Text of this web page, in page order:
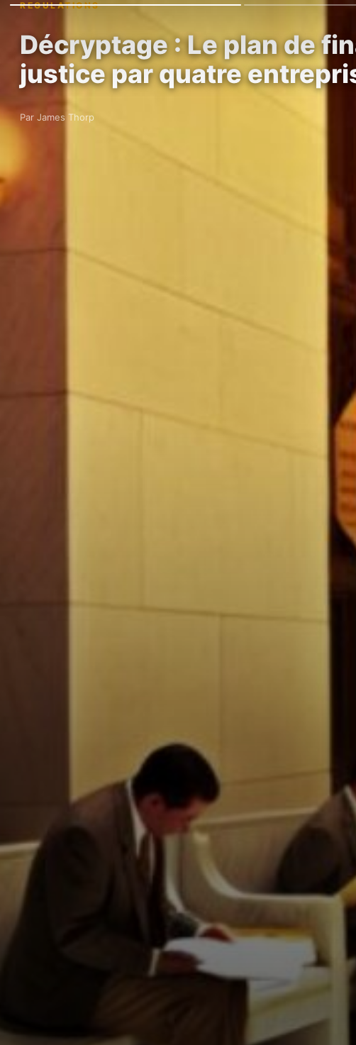
REGULATIONS
Décryptage : Le plan de
justice par quatre
Par James Thorp